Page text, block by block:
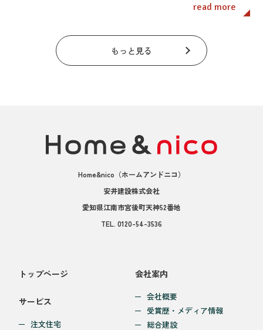
read more
もっと見る
Home&nico （ホームアンドニコ）
安井建設株式会社
愛知県江南市宮後町天神52番地
TEL. 0120-54-3536
トップページ
サービス
注文住宅
会社案内
会社概要
受賞歴・メディア情報
総合建設